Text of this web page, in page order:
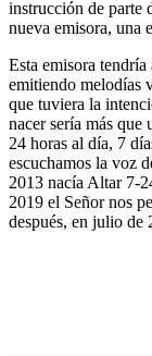
instrucción de parte
nueva emisora, una
Esta emisora
emitiendo melodías
que tuviera la
nacer sería más que
24 horas al día, 7
escuchamos la voz
2013 nacía Altar 7-
2019 el Señor nos
después, en julio de